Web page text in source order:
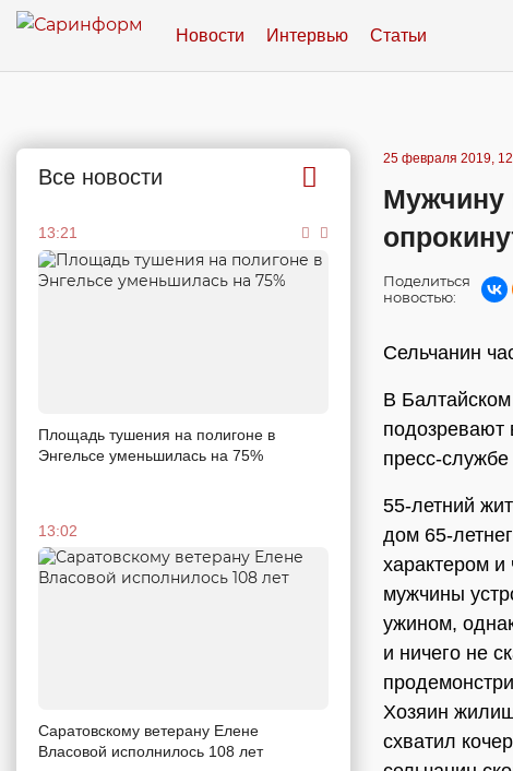
Новости Интервью Статьи
Все новости
13:21
Площадь тушения на полигоне в
Энгельсе уменьшилась на 75%
13:02
Саратовскому ветерану Елене
Власовой исполнилось 108 лет
25 февраля 2019,
Мужчину
Поделиться
новостью:
Сельчанин
В
подозревают
пресс-
55-летний
дом 65-
характером
мужчины
ужином,
и ничего не
Хозяин
схватил